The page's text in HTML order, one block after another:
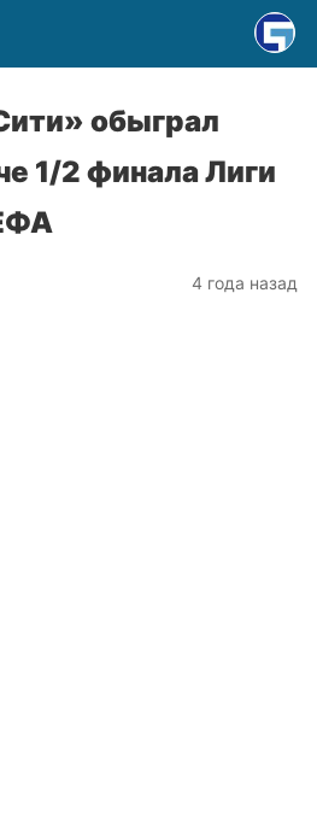
обыграл
1/2 финала Лиги
4 года назад